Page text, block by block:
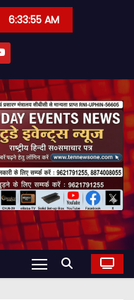
6:33:56 AM